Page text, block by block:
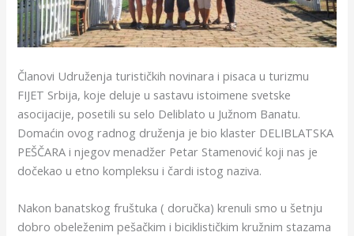
Članovi Udruženja turističkih novinara i pisaca u turizmu
FIJET Srbija, koje deluje u sastavu istoimene svetske
asocijacije, posetili su selo Deliblato u Južnom Banatu.
Domaćin ovog radnog druženja je bio klaster DELIBLATSKA
PEŠČARA i njegov menadžer Petar Stamenović koji nas je
dočekao u etno kompleksu i čardi istog naziva.
Nakon banatskog fruštuka ( doručka) krenuli smo u šetnju
dobro obeleženim pešačkim i biciklističkim kružnim stazama